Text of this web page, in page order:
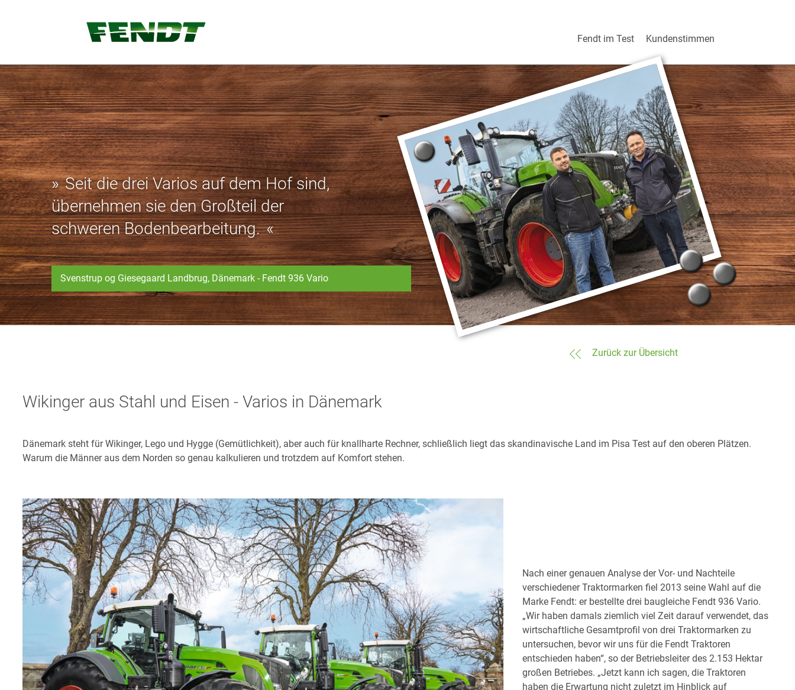
Fendt im Test Kundenstimmen
Seit die drei Varios auf dem Hof sind,
übernehmen sie den Großteil der
schweren Bodenbearbeitung.
Svenstrup og Giesegaard Landbrug, Dänemark - Fendt 936 Vario
Zurück zur Übersicht
Wikinger aus Stahl und Eisen - Varios in Dänemark
Dänemark steht für Wikinger, Lego und Hygge (Gemütlichkeit), aber auch für knallharte Rechner, schließlich liegt das skandinavische Land im Pisa Test auf den oberen Plätzen.
Warum die Männer aus dem Norden so genau kalkulieren und trotzdem auf Komfort stehen.
Nach einer genauen Analyse der Vor- und Nachteile
verschiedener Traktormarken fiel 2013 seine Wahl auf die
Marke Fendt: er bestellte drei baugleiche Fendt 936 Vario.
„Wir haben damals ziemlich viel Zeit darauf verwendet, das
wirtschaftliche Gesamtprofil von drei Traktormarken zu
untersuchen, bevor wir uns für die Fendt Traktoren
entschieden haben“, so der Betriebsleiter des 2.153 Hektar
großen Betriebes. „Jetzt kann ich sagen, die Traktoren
haben die Erwartung nicht zuletzt im Hinblick auf